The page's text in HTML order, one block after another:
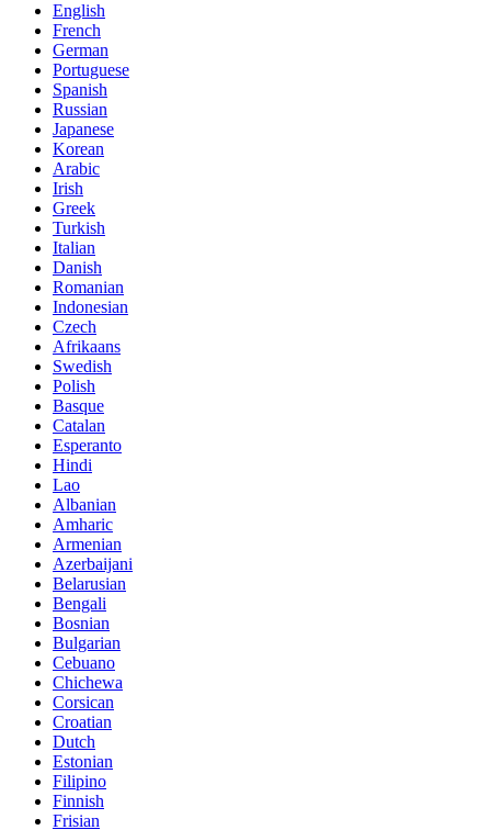
English
French
German
Portuguese
Spanish
Russian
Japanese
Korean
Arabic
Irish
Greek
Turkish
Italian
Danish
Romanian
Indonesian
Czech
Afrikaans
Swedish
Polish
Basque
Catalan
Esperanto
Hindi
Lao
Albanian
Amharic
Armenian
Azerbaijani
Belarusian
Bengali
Bosnian
Bulgarian
Cebuano
Chichewa
Corsican
Croatian
Dutch
Estonian
Filipino
Finnish
Frisian